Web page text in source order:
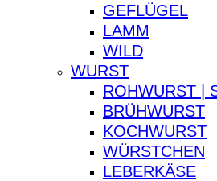
GEFLÜGEL
LAMM
WILD
WURST
ROHWURST |
BRÜHWURST
KOCHWURST
WÜRSTCHEN
LEBERKÄSE